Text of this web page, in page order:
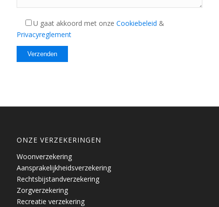
U gaat akkoord met onze Cookiebeleid &
Privacyreglement
ONZE VERZEKERINGEN
Woonverzekering
Aansprakelijkheidsverzekering
Rechtsbijstandverzekering
Zorgverzekering
Recreatie verzekering